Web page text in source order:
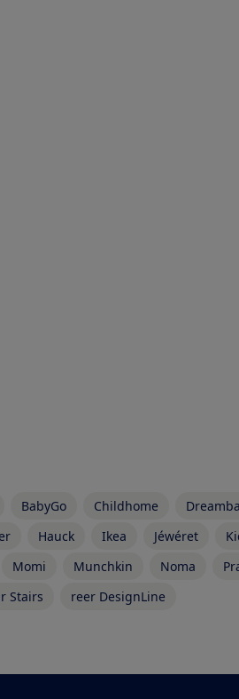
BabyGo Childhome
Hauck Ikea Jéwéret
Momi Munchkin Noma
Stairs reer DesignLine